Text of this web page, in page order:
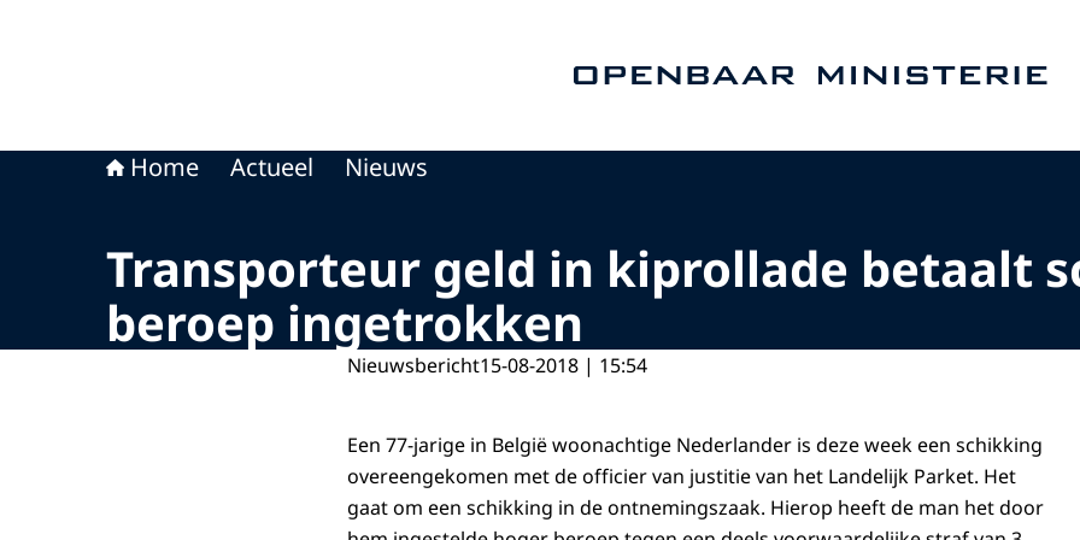
Home Actueel Nieuws
Transporteur geld in kiprollade betaalt
beroep ingetrokken
Nieuwsbericht15-08-2018 | 15:54
Een 77-jarige in België woonachtige Nederlander is deze week een schikking
overeengekomen met de officier van justitie van het Landelijk Parket. Het
gaat om een schikking in de ontnemingszaak. Hierop heeft de man het door